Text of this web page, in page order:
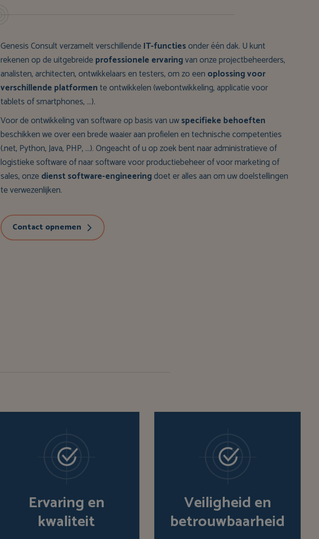
Genesis Consult verzamelt verschillende IT-functiesonder één dak. U kunt
rekenen op de uitgebreide professionele ervaringvan onze projectbeheerders,
analisten, architecten, ontwikkelaars en testers, om zo een oplossing voor
verschillende platformente ontwikkelen (webontwikkeling, applicatie voor
tablets of smartphones, …).
Voor de ontwikkeling van software op basis van uwspecifieke behoeften
beschikken we over een brede waaier aan profielen en technische competenties
(.net, Python, Java, PHP, …). Ongeacht of u op zoek bent naar administratieve of
logistieke software of naar software voor productiebeheer of voor marketing of
sales, onze dienst software-engineeringdoet er alles aan om uw doelstellingen
te verwezenlijken.
Contact opnemen
Ervaring en
kwaliteit
Veiligheid en
betrouwbaarheid